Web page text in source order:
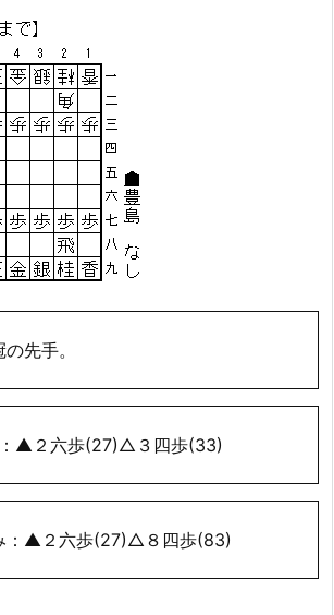
先手。
▲２六歩(27)△３四歩(33)
：▲２六歩(27)△８四歩(83)